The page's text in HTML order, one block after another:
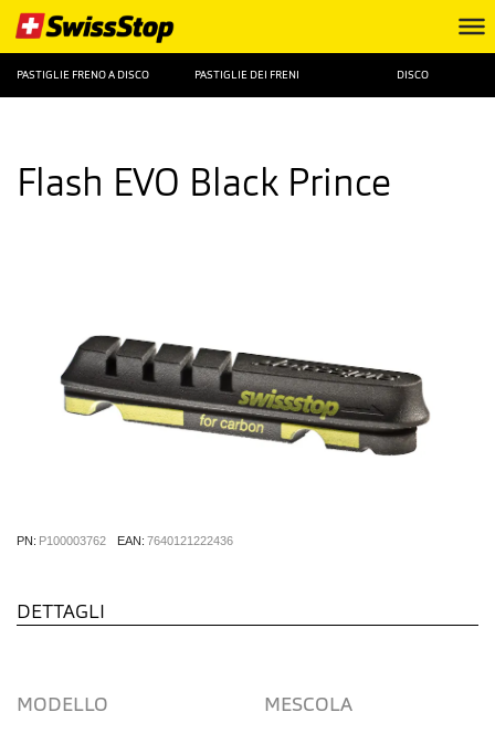
PASTIGLIE FRENO A DISCO PASTIGLIE DEI FRENI DISCO
Flash EVO Black Prince
PN: P100003762 EAN: 7640121222436
DETTAGLI
MODELLO MESCOLA